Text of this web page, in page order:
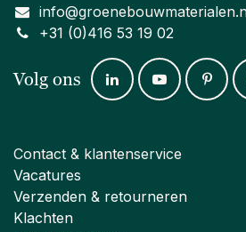
+31 (0)416 53 19 02
Volg ons
Contact & klantenservice
Vacatures
Verzenden & retourneren
Klachten